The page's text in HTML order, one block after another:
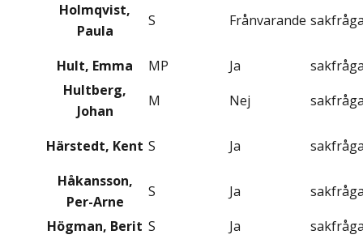
Holmqvist,
Paula
S Frånvarande
Hult, Emma MP Ja
Hultberg,
Johan
M Nej
Härstedt, Kent S Ja
Håkansson,
Per-Arne
S Ja
Högman, Berit S Ja